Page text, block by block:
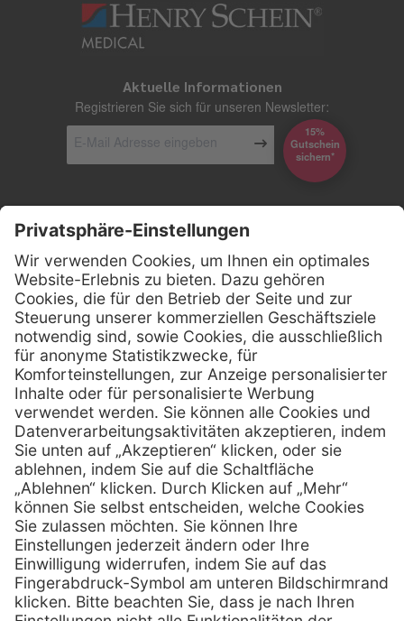
Aktuelle Informationen
Registrieren Sie sich für unseren Newsletter:
15%
Gutschein
*sichern
Kontakt
Firmensitz
Henry Schein Medical GmbH
Alt-Moabit 96 b
D-10559 Berlin
Telefon: 0800 - 888 777 6
Telefax: 0800 - 888 777 8
E-Mail: info @ henryschein-med.de
Services
Fernwartung
Vorteile
Eigenmarke
Leasing
Techn. Service
Hilfe
FAQs
Kontakt
Lob & Kritik
Außendienst
Retoure